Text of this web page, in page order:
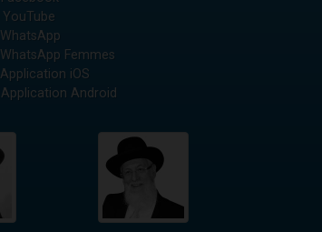
YouTube
WhatsApp
WhatsApp Femmes
Application iOS
Application Android